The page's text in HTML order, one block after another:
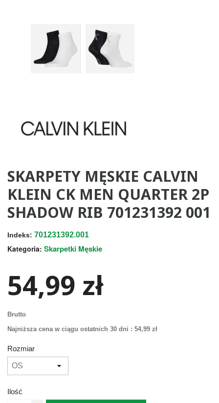
SKARPETY MĘSKIE CALVIN
KLEIN CK MEN QUARTER 2P
SHADOW RIB 701231392 001
Indeks: 701231392.001
Kategoria: Skarpetki Męskie
54,99 zł
Brutto
Najniższa cena w ciągu ostatnich 30 dni : 54,99 zł
Rozmiar
Ilość